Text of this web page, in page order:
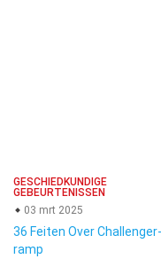
GESCHIEDKUNDIGE
GEBEURTENISSEN
03 mrt 2025
36 Feiten Over Challenger-
ramp